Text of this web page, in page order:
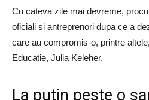
Cu cateva zile mai devreme,
oficiali si antreprenori dupa ce a
care au compromis-o, printre
Educatie, Julia Keleher.
La putin peste o